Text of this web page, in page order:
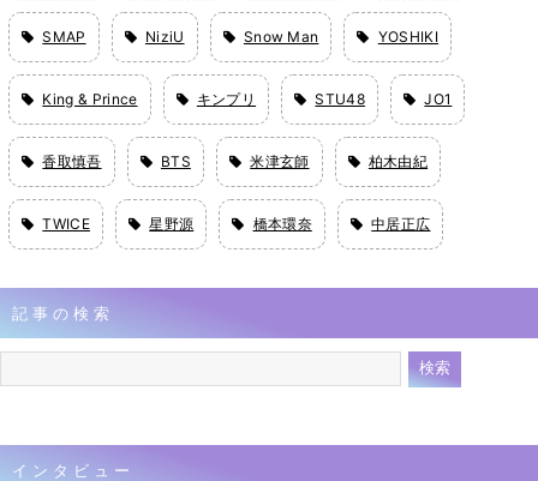
SMAP NiziU Snow Man YOSHIKI
King & Prince キンプリ STU48 JO1
香取慎吾 BTS 米津玄師 柏木由紀
TWICE 星野源 橋本環奈 中居正広
記事の検索
インタビュー